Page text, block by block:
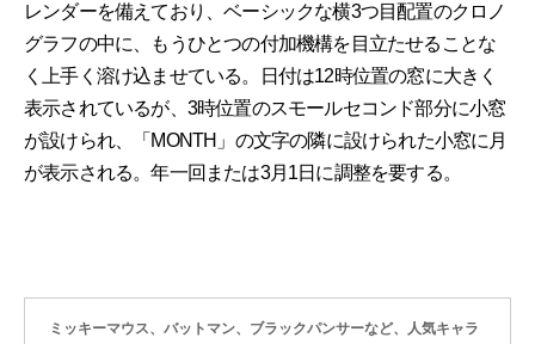
レンダーを備えており、ベーシックな横3つ目配置のクロノ
グラフの中に、もうひとつの付加機構を目立たせることな
く上手く溶け込ませている。日付は12時位置の窓に大きく
表示されているが、3時位置のスモールセコンド部分に小窓
が設けられ、「MONTH」の文字の隣に設けられた小窓に月
が表示される。年一回または3月1日に調整を要する。
ミッキーマウス、バットマン、ブラックパンサーなど、人気キャラ